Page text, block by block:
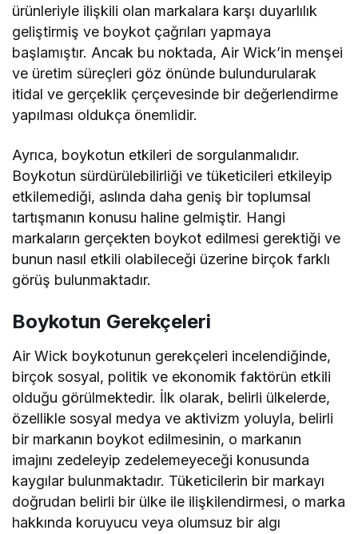
ürünleriyle ilişkili olan markalara karşı duyarlılık
geliştirmiş ve boykot çağrıları yapmaya
başlamıştır. Ancak bu noktada, Air Wick’in menşei
ve üretim süreçleri göz önünde bulundurularak
itidal ve gerçeklik çerçevesinde bir değerlendirme
yapılması oldukça önemlidir.
Ayrıca, boykotun etkileri de sorgulanmalıdır.
Boykotun sürdürülebilirliği ve tüketicileri etkileyip
etkilemediği, aslında daha geniş bir toplumsal
tartışmanın konusu haline gelmiştir. Hangi
markaların gerçekten boykot edilmesi gerektiği ve
bunun nasıl etkili olabileceği üzerine birçok farklı
görüş bulunmaktadır.
Boykotun Gerekçeleri
Air Wick boykotunun gerekçeleri incelendiğinde,
birçok sosyal, politik ve ekonomik faktörün etkili
olduğu görülmektedir. İlk olarak, belirli ülkelerde,
özellikle sosyal medya ve aktivizm yoluyla, belirli
bir markanın boykot edilmesinin, o markanın
imajını zedeleyip zedelemeyeceği konusunda
kaygılar bulunmaktadır. Tüketicilerin bir markayı
doğrudan belirli bir ülke ile ilişkilendirmesi, o marka
hakkında koruyucu veya olumsuz bir algı